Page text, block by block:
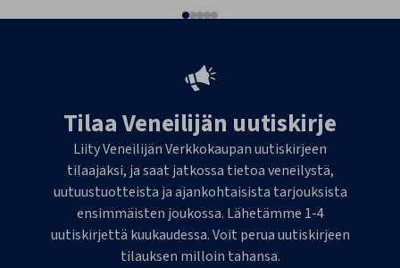
Tilaa Veneilijän uutiskirje
Liity Veneilijän Verkkokaupan uutiskirjeen
tilaajaksi, ja saat jatkossa tietoa veneilystä,
uutuustuotteista ja ajankohtaisista tarjouksista
ensimmäisten joukossa. Lähetämme 1-4
uutiskirjettä kuukaudessa. Voit perua uutiskirjeen
tilauksen milloin tahansa.